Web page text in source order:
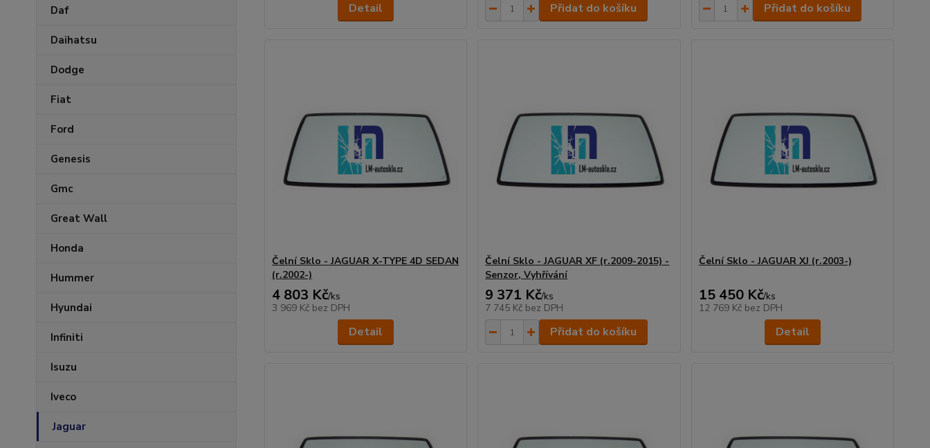
Daf
Daihatsu
Dodge
Fiat
Ford
Genesis
Gmc
Great Wall
Honda
Hummer
Hyundai
Infiniti
Isuzu
Iveco
Jaguar
Detail Přidat do košíku Přidat do košíku
Čelní Sklo - JAGUAR X-TYPE 4D SEDAN
(r.2002-)
4 803 Kč/ks
3 969 Kč bez DPH
Detail
Čelní Sklo - JAGUAR XF (r.2009-2015) -
Senzor, Vyhřívání
9 371 Kč/ks
7 745 Kč bez DPH
Přidat do košíku
Čelní Sklo - JAGUAR XJ (r.2003-)
15 450 Kč/ks
12 769 Kč bez DPH
Detail